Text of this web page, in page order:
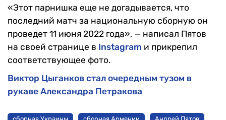
«Этот парнишка еще не догадывается, что
последний матч за национальную сборную он
проведет 11 июня 2022 года», — написал Пятов
на своей странице в Instagram и прикрепил
соответствующее фото.
Виктор Цыганков стал очередным тузом в
рукаве Александра Петракова